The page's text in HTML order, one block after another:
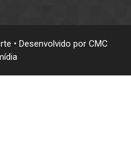
• Desenvolvido por CMC